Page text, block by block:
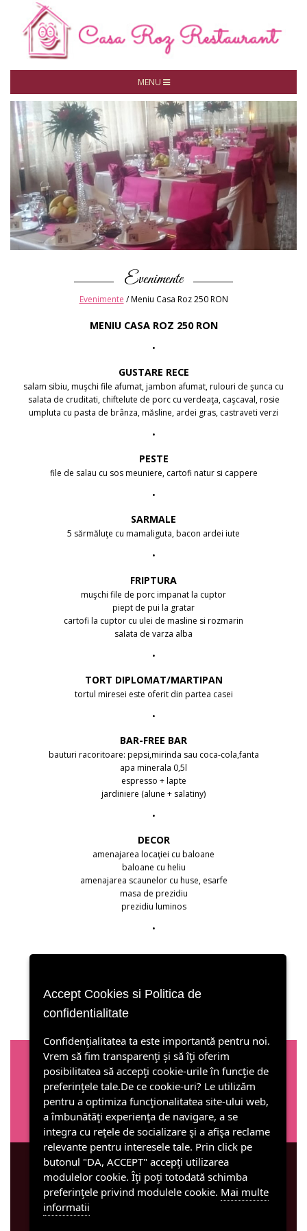
MENU
Evenimente
Evenimente /Meniu Casa Roz 250 RON
MENIU CASA ROZ 250 RON
•
GUSTARE RECE
salam sibiu, muşchi file afumat, jambon afumat, rulouri de şunca cu
salata de cruditati, chiftelute de porc cu verdeaţa, caşcaval, rosie
umpluta cu pasta de brânza, măsline, ardei gras, castraveti verzi
•
PESTE
file de salau cu sos meuniere, cartofi natur si cappere
•
SARMALE
5 sărmăluţe cu mamaliguta, bacon ardei iute
•
FRIPTURA
muşchi file de porc impanat la cuptor
piept de pui la gratar
cartofi la cuptor cu ulei de masline si rozmarin
salata de varza alba
•
TORT DIPLOMAT/MARTIPAN
tortul miresei este oferit din partea casei
•
BAR-FREE BAR
bauturi racoritoare: pepsi,mirinda sau coca-cola,fanta
apa minerala 0,5l
espresso + lapte
jardiniere (alune + salatiny)
•
DECOR
amenajarea locaţiei cu baloane
baloane cu heliu
amenajarea scaunelor cu huse, esarfe
masa de prezidiu
prezidiu luminos
•
Parteneri
Urmăriţi-ne pe Facebook!
Accept Cookies si Politica de
confidentialitate
Confidenţialitatea ta este importantă pentru noi.
Vrem să fim transparenţi și să îţi oferim
posibilitatea să accepţi cookie-urile în funcţie de
preferinţele tale.De ce cookie-uri? Le utilizăm
pentru a optimiza funcţionalitatea site-ului web,
a îmbunătăţi experienţa de navigare, a se
integra cu reţele de socializare şi a afişa reclame
relevante pentru interesele tale. Prin click pe
butonul "DA, ACCEPT" accepţi utilizarea
modulelor cookie. Îţi poţi totodată schimba
preferinţele privind modulele cookie. Mai multe
informatii